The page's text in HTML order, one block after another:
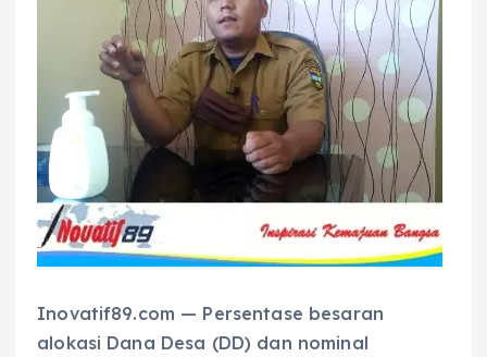
Inovatif89.com — Persentase besaran
alokasi Dana Desa (DD) dan nominal